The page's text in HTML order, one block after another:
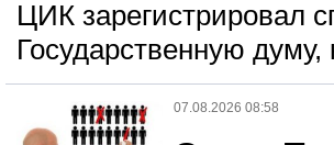
ЦИК зарегистрировал
Государственную
07.08.2026 08:58